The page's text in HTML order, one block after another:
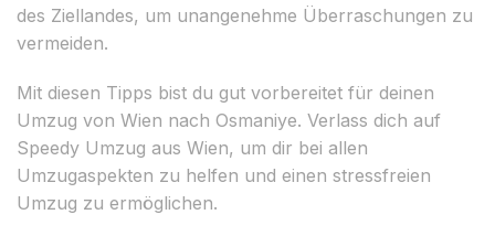
des Ziellandes, um unangenehme Überraschungen zu
vermeiden.
Mit diesen Tipps bist du gut vorbereitet für deinen
Umzug von Wien nach Osmaniye. Verlass dich auf
Speedy Umzug aus Wien, um dir bei allen
Umzugaspekten zu helfen und einen stressfreien
Umzug zu ermöglichen.